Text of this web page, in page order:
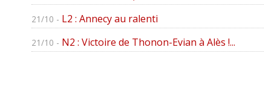
21/10 - L2 : Annecy au ralenti
21/10 - N2 : Victoire de Thonon-Evian à Alès !...